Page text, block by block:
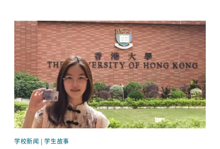
News image
学校新闻 | 学生故事